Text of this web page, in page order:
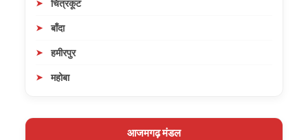
चित्रकूट
बाँदा
हमीरपुर
महोबा
आजमगढ़ मंडल